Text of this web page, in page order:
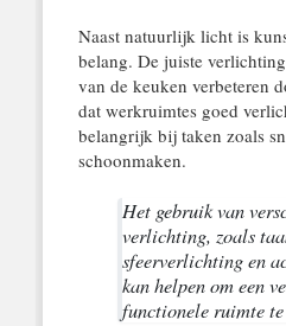
Naast natuurlijk licht is
belang. De juiste
van de keuken verbeteren
dat werkruimtes goed
belangrijk bij taken zoals
schoonmaken.
Het gebruik van
verlichting, zoals
sfeerverlichting en
kan helpen om een
functionele ruimte te